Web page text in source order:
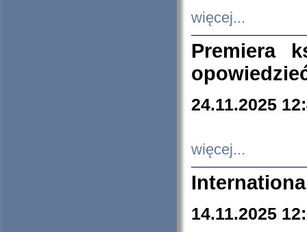
więcej...
Premiera
24.11.2025
więcej...
14.11.2025